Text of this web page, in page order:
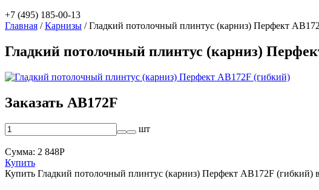
+7 (495) 185-00-13
Главная /Карнизы /Гладкий потолочный плинтус (карниз) Перфект
Гладкий потолочный плинтус (карниз)
Заказать AB172F
шт
Сумма: 2 848Р
Купить
Купить Гладкий потолочный плинтус (карниз) Перфект AB172F